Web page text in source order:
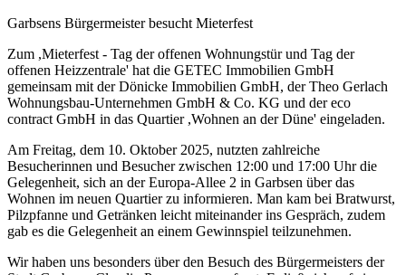
Garbsens Bürgermeister besucht Mieterfest
Zum ,Mieterfest - Tag der offenen Wohnungstür und Tag der
offenen Heizzentrale' hat die GETEC Immobilien GmbH
gemeinsam mit der Dönicke Immobilien GmbH, der Theo Gerlach
Wohnungsbau-Unternehmen GmbH & Co. KG und der eco
contract GmbH in das Quartier ,Wohnen an der Düne' eingeladen.
Am Freitag, dem 10. Oktober 2025, nutzten zahlreiche
Besucherinnen und Besucher zwischen 12:00 und 17:00 Uhr die
Gelegenheit, sich an der Europa-Allee 2 in Garbsen über das
Wohnen im neuen Quartier zu informieren. Man kam bei Bratwurst,
Pilzpfanne und Getränken leicht miteinander ins Gespräch, zudem
gab es die Gelegenheit an einem Gewinnspiel teilzunehmen.
Wir haben uns besonders über den Besuch des Bürgermeisters der